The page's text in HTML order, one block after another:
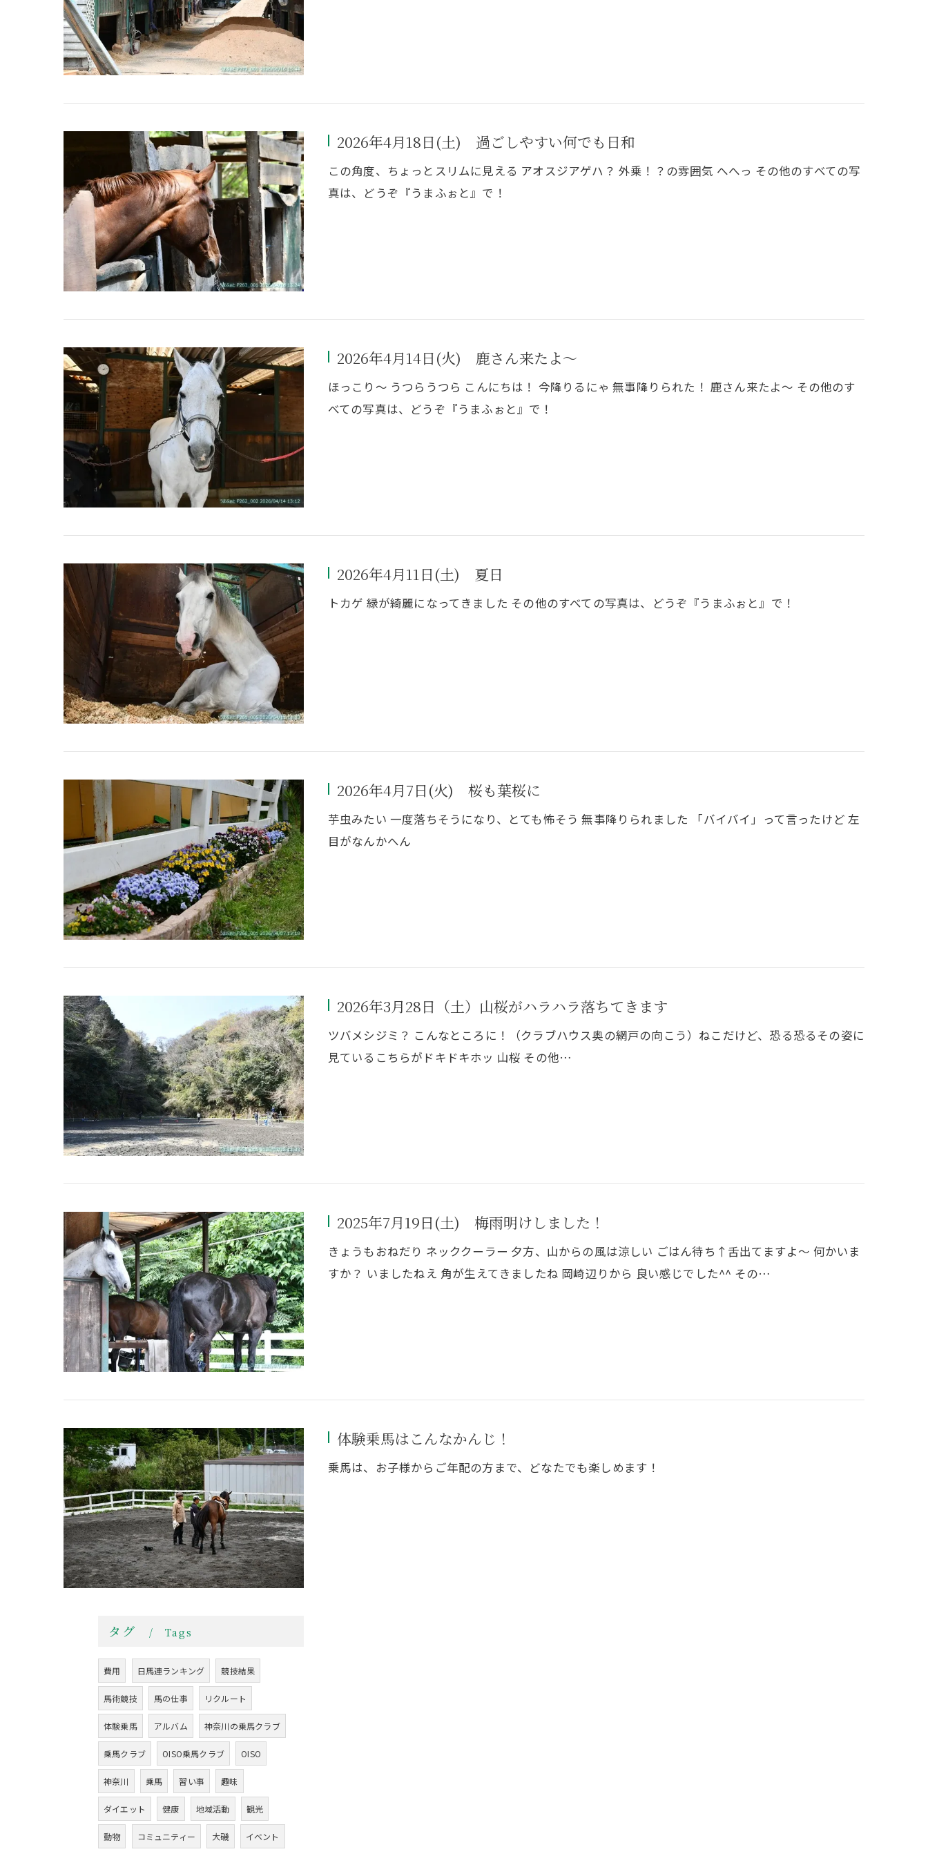
2026年4月18日(土) 過ごしやすい何でも日和
この角度、ちょっとスリムに見える アオスジアゲハ？ 外乗！？の雰囲気 へへっ その他のすべての写
真は、どうぞ『うまふぉと』で！
2026年4月14日(火) 鹿さん来たよ～
ほっこり～ うつらうつら こんにちは！ 今降りるにゃ 無事降りられた！ 鹿さん来たよ～ その他のす
べての写真は、どうぞ『うまふぉと』で！
2026年4月11日(土) 夏日
トカゲ 緑が綺麗になってきました その他のすべての写真は、どうぞ『うまふぉと』で！
2026年4月7日(火) 桜も葉桜に
芋虫みたい 一度落ちそうになり、とても怖そう 無事降りられました 「バイバイ」って言ったけど 左
目がなんかへん
2026年3月28日（土）山桜がハラハラ落ちてきます
ツバメシジミ？ こんなところに！（クラブハウス奥の網戸の向こう）ねこだけど、恐る恐るその姿に
見ているこちらがドキドキホッ 山桜 その他…
2025年7月19日(土) 梅雨明けしました！
きょうもおねだり ネッククーラー 夕方、山からの風は涼しい ごはん待ち↑舌出てますよ～ 何かいま
すか？ いましたねえ 角が生えてきましたね 岡崎辺りから 良い感じでした^^ その…
体験乗馬はこんなかんじ！
乗馬は、お子様からご年配の方まで、どなたでも楽しめます！
タグ Tags
費用 日馬連ランキング 競技結果
馬術競技 馬の仕事 リクルート
体験乗馬 アルバム 神奈川の乗馬クラブ
乗馬クラブ OISO乗馬クラブ OISO
神奈川 乗馬 習い事 趣味
ダイエット 健康 地域活動 観光
動物 コミュニティー 大磯 イベント